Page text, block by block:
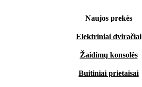
Naujos prekės
Elektriniai dviračiai
Žaidimų konsolės
Buitiniai prietaisai